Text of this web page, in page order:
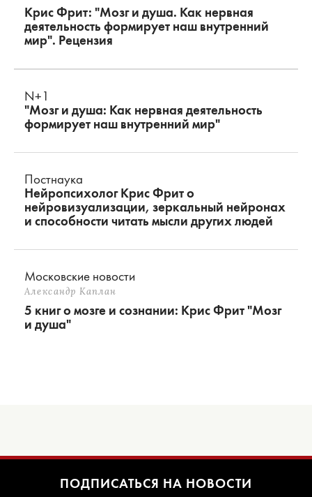
Крис Фрит: "Мозг и душа. Как нервная
деятельность формирует наш внутренний
мир". Рецензия
N+1
"Мозг и душа: Как нервная деятельность
формирует наш внутренний мир"
Постнаука
Нейропсихолог Крис Фрит о
нейровизуализации, зеркальный нейронах
и способности читать мысли других людей
Московские новости
Александр Каплан
5 книг о мозге и сознании: Крис Фрит "Мозг
и душа"
ПОДПИСАТЬСЯ НА НОВОСТИ